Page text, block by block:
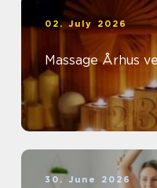
02. July 2026
30. June 2026